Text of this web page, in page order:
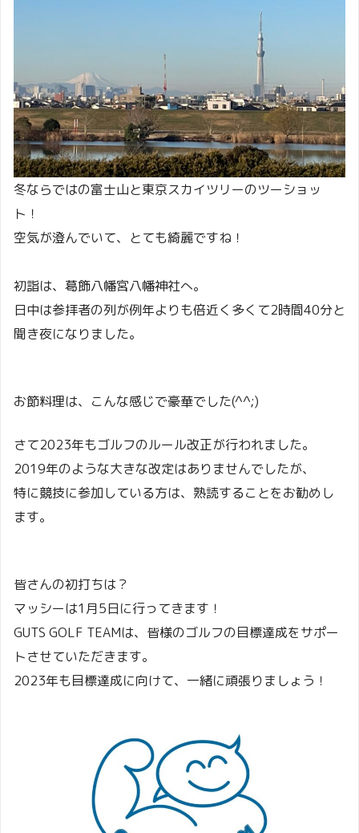
冬ならではの富士山と東京スカイツリーのツーショッ
ト！
空気が澄んでいて、とても綺麗ですね！
初詣は、葛飾八幡宮八幡神社へ。
日中は参拝者の列が例年よりも倍近く多くて2時間40分と
聞き夜になりました。
お節料理は、こんな感じで豪華でした(^^;)
さて2023年もゴルフのルール改正が行われました。
2019年のような大きな改定はありませんでしたが、
特に競技に参加している方は、熟読することをお勧めし
ます。
皆さんの初打ちは？
マッシーは1月5日に行ってきます！
GUTS GOLF TEAMは、皆様のゴルフの目標達成をサポー
トさせていただきます。
2023年も目標達成に向けて、一緒に頑張りましょう！